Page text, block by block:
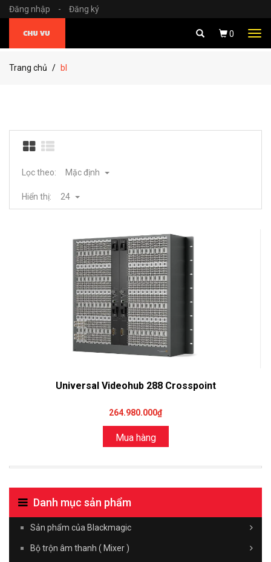
Đăng nhập - Đăng ký
0
Trang chủ bl
Lọc theo: Mặc định
Hiển thị: 24
Universal Videohub 288 Crosspoint
264.980.000₫
Mua hàng
Danh mục sản phẩm
Sản phẩm của Blackmagic
Bộ trộn âm thanh ( Mixer )